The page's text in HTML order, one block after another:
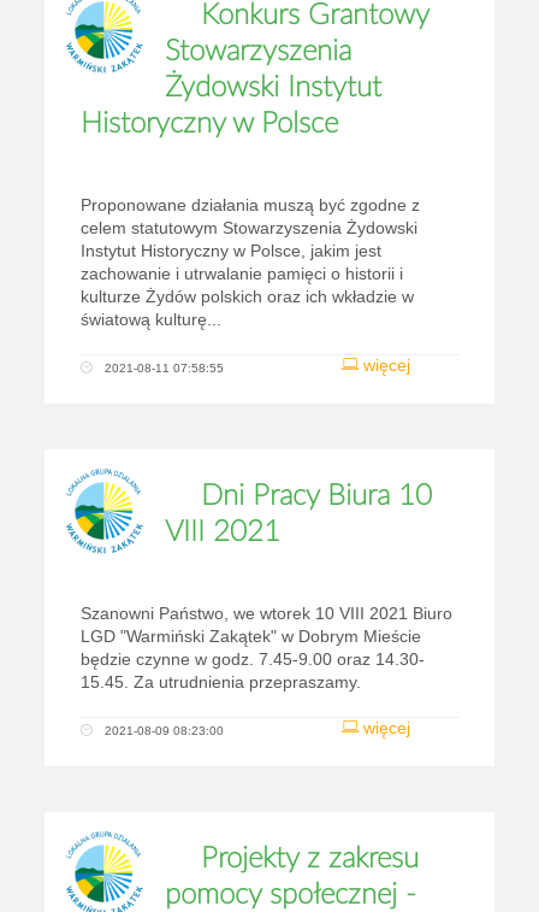
Konkurs Grantowy
Stowarzyszenia
Żydowski Instytut
Historyczny w Polsce
Proponowane działania muszą być zgodne z
celem statutowym Stowarzyszenia Żydowski
Instytut Historyczny w Polsce, jakim jest
zachowanie i utrwalanie pamięci o historii i
kulturze Żydów polskich oraz ich wkładzie w
światową kulturę...
więcej
2021-08-11 07:58:55
Dni Pracy Biura 10
VIII 2021
Szanowni Państwo, we wtorek 10 VIII 2021 Biuro
LGD "Warmiński Zakątek" w Dobrym Mieście
będzie czynne w godz. 7.45-9.00 oraz 14.30-
15.45. Za utrudnienia przepraszamy.
więcej
2021-08-09 08:23:00
Projekty z zakresu
pomocy społecznej -